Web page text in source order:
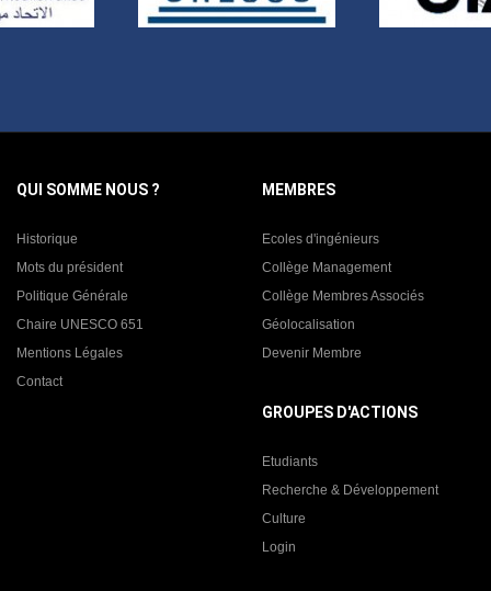
QUI SOMME NOUS ?
Historique
Mots du président
Politique Générale
Chaire UNESCO 651
Mentions Légales
Contact
MEMBRES
Ecoles d'ingénieurs
Collège Management
Collège Membres Associés
Géolocalisation
Devenir Membre
GROUPES D'ACTIONS
Etudiants
Recherche & Développement
Culture
Login